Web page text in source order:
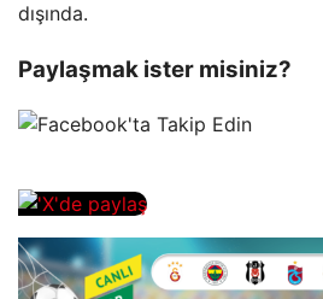
dışında.
Paylaşmak ister misiniz?